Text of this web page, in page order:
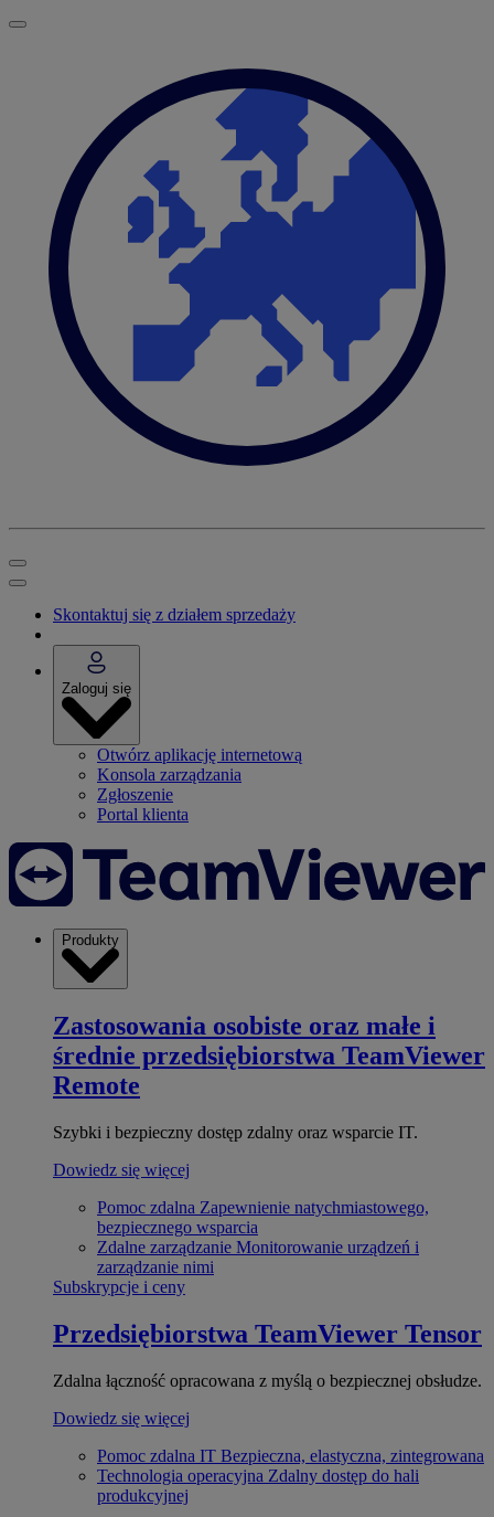
Skontaktuj się z działem sprzedaży
Zaloguj się
Otwórz aplikację internetową
Konsola zarządzania
Zgłoszenie
Portal klienta
Produkty
Zastosowania osobiste oraz małe i
średnie przedsiębiorstwa TeamViewer
Remote
Szybki i bezpieczny dostęp zdalny oraz wsparcie IT.
Dowiedz się więcej
Pomoc zdalna Zapewnienie natychmiastowego,
bezpiecznego wsparcia
Zdalne zarządzanie Monitorowanie urządzeń i
zarządzanie nimi
Subskrypcje i ceny
Przedsiębiorstwa TeamViewer Tensor
Zdalna łączność opracowana z myślą o bezpiecznej obsłudze.
Dowiedz się więcej
Pomoc zdalna IT Bezpieczna, elastyczna, zintegrowana
Technologia operacyjna Zdalny dostęp do hali
produkcyjnej